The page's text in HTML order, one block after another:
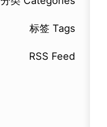
标签 Tags
RSS Feed